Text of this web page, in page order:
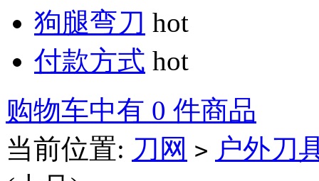
狗腿弯刀 hot
付款方式 hot
购物车中有 0 件商品
当前位置: 刀网 > 户外刀